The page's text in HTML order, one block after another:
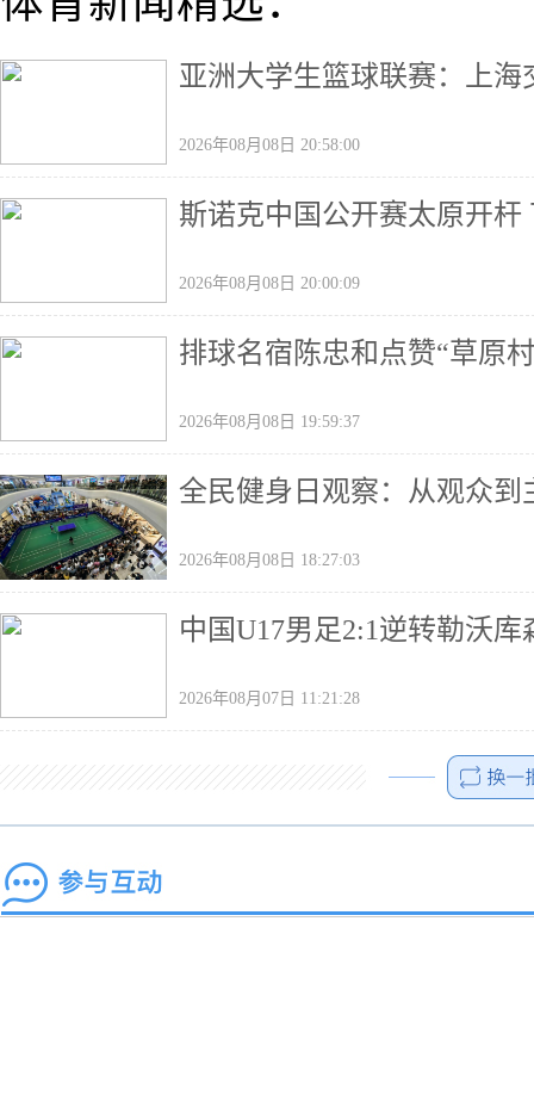
亚洲大学生篮球联赛：上
2026年08月08日 20:58:00
斯诺克中国公开赛太原开杆
2026年08月08日 20:00:09
排球名宿陈忠和点赞“草原
2026年08月08日 19:59:37
全民健身日观察：从观众到
2026年08月08日 18:27:03
中国U17男足2:1逆转勒沃
2026年08月07日 11:21:28